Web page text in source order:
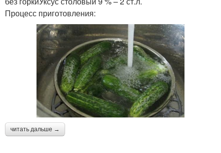
Процесс приготовления:
читать дальше →